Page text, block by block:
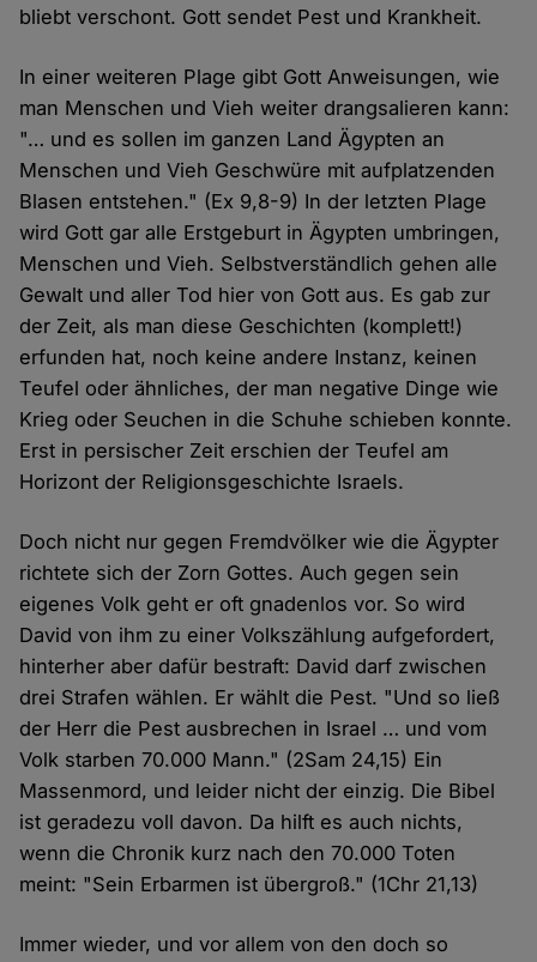
bliebt verschont. Gott sendet Pest und Krankheit.
In einer weiteren Plage gibt Gott Anweisungen, wie
man Menschen und Vieh weiter drangsalieren kann:
"… und es sollen im ganzen Land Ägypten an
Menschen und Vieh Geschwüre mit aufplatzenden
Blasen entstehen." (Ex 9,8-9) In der letzten Plage
wird Gott gar alle Erstgeburt in Ägypten umbringen,
Menschen und Vieh. Selbstverständlich gehen alle
Gewalt und aller Tod hier von Gott aus. Es gab zur
der Zeit, als man diese Geschichten (komplett!)
erfunden hat, noch keine andere Instanz, keinen
Teufel oder ähnliches, der man negative Dinge wie
Krieg oder Seuchen in die Schuhe schieben konnte.
Erst in persischer Zeit erschien der Teufel am
Horizont der Religionsgeschichte Israels.
Doch nicht nur gegen Fremdvölker wie die Ägypter
richtete sich der Zorn Gottes. Auch gegen sein
eigenes Volk geht er oft gnadenlos vor. So wird
David von ihm zu einer Volkszählung aufgefordert,
hinterher aber dafür bestraft: David darf zwischen
drei Strafen wählen. Er wählt die Pest. "Und so ließ
der Herr die Pest ausbrechen in Israel … und vom
Volk starben 70.000 Mann." (2Sam 24,15) Ein
Massenmord, und leider nicht der einzig. Die Bibel
ist geradezu voll davon. Da hilft es auch nichts,
wenn die Chronik kurz nach den 70.000 Toten
meint: "Sein Erbarmen ist übergroß." (1Chr 21,13)
Immer wieder, und vor allem von den doch so